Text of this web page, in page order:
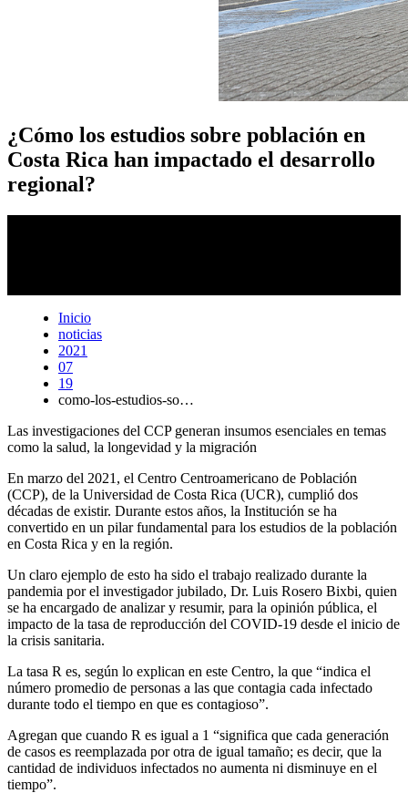
¿Cómo los estudios sobre población en
Costa Rica han impactado el desarrollo
regional?
Inicio
noticias
2021
07
19
como-los-estudios-so…
Las investigaciones del CCP generan insumos esenciales en temas
como la salud, la longevidad y la migración
En marzo del 2021, el Centro Centroamericano de Población
(CCP), de la Universidad de Costa Rica (UCR), cumplió dos
décadas de existir. Durante estos años, la Institución se ha
convertido en un pilar fundamental para los estudios de la población
en Costa Rica y en la región.
Un claro ejemplo de esto ha sido el trabajo realizado durante la
pandemia por el investigador jubilado, Dr. Luis Rosero Bixbi, quien
se ha encargado de analizar y resumir, para la opinión pública, el
impacto de la tasa de reproducción del COVID-19 desde el inicio de
la crisis sanitaria.
La tasa R es, según lo explican en este Centro, la que “indica el
número promedio de personas a las que contagia cada infectado
durante todo el tiempo en que es contagioso”.
Agregan que cuando R es igual a 1 “significa que cada generación
de casos es reemplazada por otra de igual tamaño; es decir, que la
cantidad de individuos infectados no aumenta ni disminuye en el
tiempo”.